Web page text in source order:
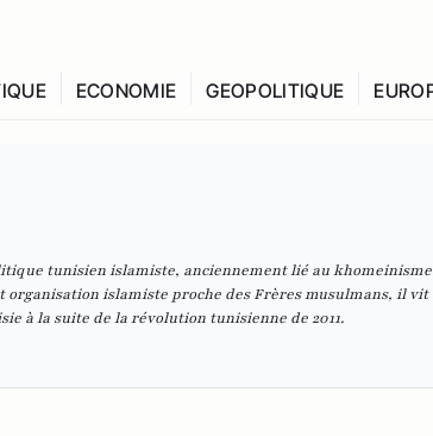
ECONOMIE GEOPOLITIQUE
tunisien islamiste, anciennement lié au
islamiste proche des Frères musulmans, il vit
à la suite de la révolution tunisienne de 2011.